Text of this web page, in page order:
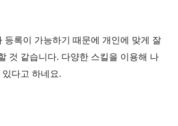
등록이 가능하기 때문에 개인에 맞게 잘
것 같습니다. 다양한 스킬을 이용해 나
다고 하네요.